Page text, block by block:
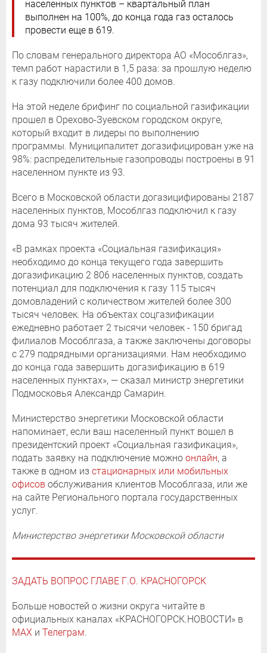
населенных пунктов – квартальный план
выполнен на 100%, до конца года газ осталось
провести еще в 619.
По словам генерального директора АО «Мособлгаз»,
темп работ нарастили в 1,5 раза: за прошлую неделю
к газу подключили более 400 домов.
На этой неделе брифинг по социальной газификации
прошел в Орехово-Зуевском городском округе,
который входит в лидеры по выполнению
программы. Муниципалитет догазифицирован уже на
98%: распределительные газопроводы построены в 91
населенном пункте из 93.
Всего в Московской области догазицифированы 2187
населенных пунктов, Мособлгаз подключил к газу
дома 93 тысяч жителей.
«В рамках проекта «Социальная газификация»
необходимо до конца текущего года завершить
догазификацию 2 806 населенных пунктов, создать
потенциал для подключения к газу 115 тысяч
домовладений с количеством жителей более 300
тысяч человек. На объектах соцгазификации
ежедневно работает 2 тысячи человек - 150 бригад
филиалов Мособлгаза, а также заключены договоры
с 279 подрядными организациями. Нам необходимо
до конца года завершить догазификацию в 619
населенных пунктах», — сказал министр энергетики
Подмосковья Александр Самарин.
Министерство энергетики Московской области
напоминает, если ваш населенный пункт вошел в
президентский проект «Социальная газификация»,
подать заявку на подключение можно онлайн, а
также в одном из стационарных или мобильных
офисов обслуживания клиентов Мособлгаза, или же
на сайте Регионального портала государственных
услуг.
Министерство энергетики Московской области
ЗАДАТЬ ВОПРОС ГЛАВЕ Г.О. КРАСНОГОРСК
Больше новостей о жизни округа читайте в
официальных каналах «КРАСНОГОРСК.НОВОСТИ» в
MAX и Телеграм.